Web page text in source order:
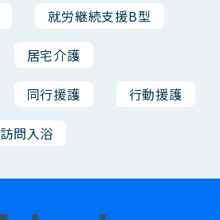
就労継続支援B型
居宅介護
同行援護 行動援護
訪問入浴